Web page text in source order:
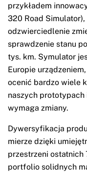
przykładem
320 Road
odzwierciedlenie
sprawdzenie stanu
tys. km. Symulator
Europie
ocenić bardzo wiele
naszych prototypach
wymaga zmiany.
Dywersyfikacja
mierze dzięki
przestrzeni ostatnich
portfolio solidnych